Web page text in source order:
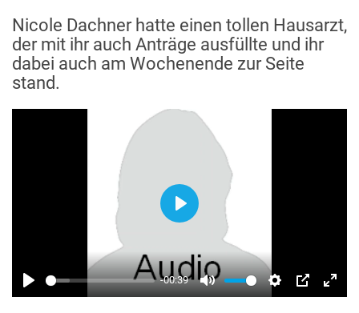
Nicole Dachner hatte einen tollen Hausarzt,
der mit ihr auch Anträge ausfüllte und ihr
dabei auch am Wochenende zur Seite
stand.